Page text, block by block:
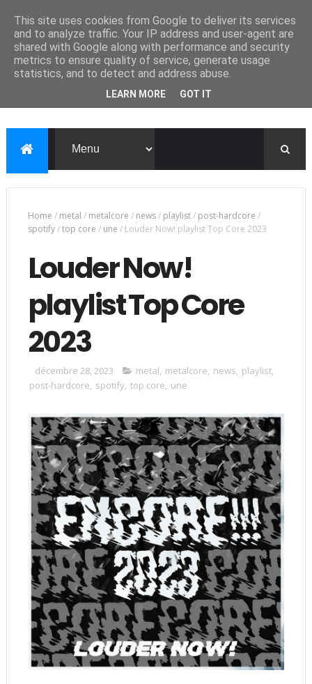
Home / metal / metalcore / news/ playlist/ post-hardcore /
spotify/top core / une / Louder Now! playlist Top Core 2023
Louder Now!
playlist Top Core
2023
décembre 28, 2023 metal, metalcore, news, playlist,
post-hardcore, spotify, top core, une
This site uses cookies from Google to deliver its services
and to analyze traffic. Your IP address and user-agent are
shared with Google along with performance and security
metrics to ensure quality of service, generate usage
statistics, and to detect and address abuse.
LEARN MORE GOT IT